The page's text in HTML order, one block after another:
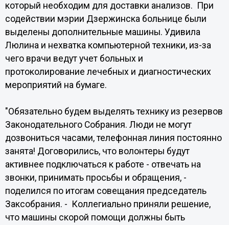
который необходим для доставки анализов. При
содействии мэрии Дзержинска больнице были
выделены дополнительные машины. Удивила
Люлина и нехватка компьютерной техники, из-за
чего врачи ведут учет больных и
протоколирование лечебных и диагностических
мероприятий на бумаге.
"Обязательно будем выделять технику из резервов
Законодательного Собрания. Люди не могут
дозвониться часами, телефонная линия постоянно
занята! Договорились, что волонтеры будут
активнее подключаться к работе - отвечать на
звонки, принимать просьбы и обращения, -
поделился по итогам совещания председатель
Заксобрания. - Коллегиально приняли решение,
что машины скорой помощи должны быть